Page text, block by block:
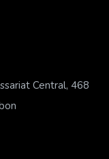
Central, 468